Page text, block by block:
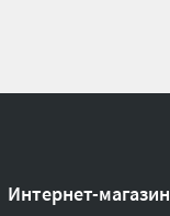
Интернет-магазин